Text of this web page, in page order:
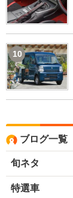
10
ブログ一覧
旬ネタ
特選車